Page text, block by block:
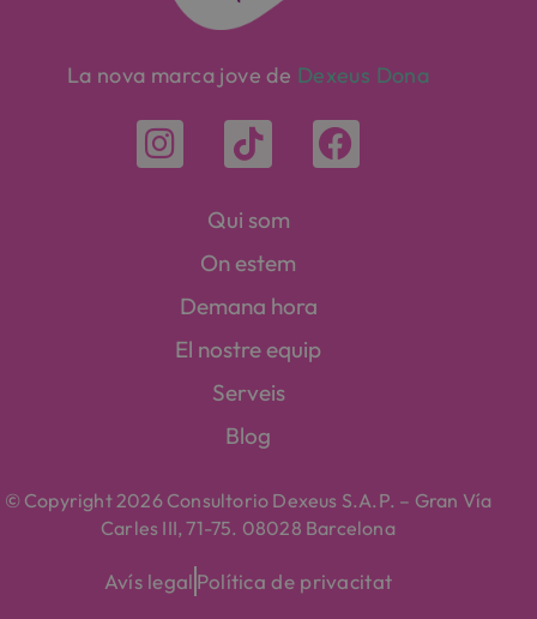
La nova marca jove de Dexeus Dona
Qui som
On estem
Demana hora
El nostre equip
Serveis
Blog
© Copyright 2026 Consultorio Dexeus S.A.P. – Gran Vía
Carles III, 71-75. 08028 Barcelona
Avís legal Política de privacitat